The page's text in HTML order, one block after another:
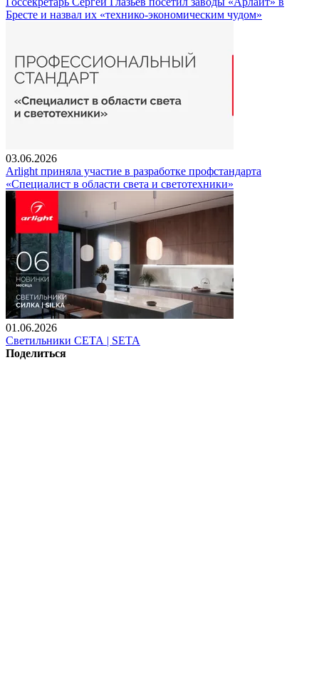
Бресте и назвал их «технико-экономическим чудом»
03.06.2026
Arlight приняла участие в разработке профстандарта
«Специалист в области света и светотехники»
01.06.2026
Светильники СЕТА | SETA
Поделиться